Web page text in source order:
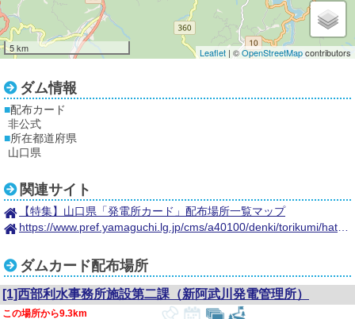
5 km Leaflet | ©OpenStreetMapcontributors
ダム情報
配布カード
非公式
所在都道府県
山口県
関連サイト
【特集】山口県「発電所カード」配布場所一覧マップ
https://www.pref.yamaguchi.lg.jp/cms/a40100/denki/torikumi/hatudensyoka-do.html
ダムカード配布場所
[1]西部利水事務所施設第二課（新阿武川発電管理所）
9.3km